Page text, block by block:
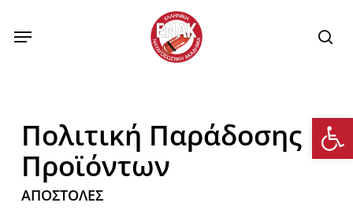
main
Menu
Πολιτική Παράδοσης
Προϊόντων
ΑΠΟΣΤΟΛΕΣ